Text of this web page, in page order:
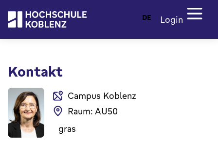
DE Login
Kontakt
Campus Koblenz
Raum: AU50
gras